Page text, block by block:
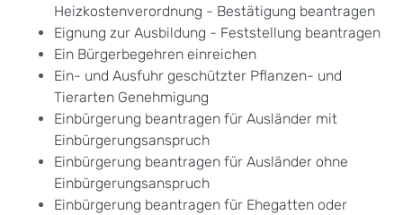
Heizkostenverordnung - Bestätigung beantragen
Eignung zur Ausbildung - Feststellung beantragen
Ein Bürgerbegehren einreichen
Ein- und Ausfuhr geschützter Pflanzen- und
Tierarten Genehmigung
Einbürgerung beantragen für Ausländer mit
Einbürgerungsanspruch
Einbürgerung beantragen für Ausländer ohne
Einbürgerungsanspruch
Einbürgerung beantragen für Ehegatten oder